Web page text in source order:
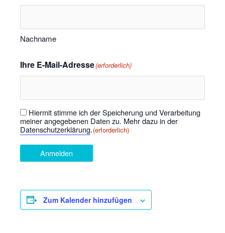
Nachname
Ihre E-Mail-Adresse(erforderlich)
Einwilligung(erforderlich)
Hiermit stimme ich der Speicherung und Verarbeitung
meiner angegebenen Daten zu. Mehr dazu in der
Datenschutzerklärung.(erforderlich)
Anmelden
Zum Kalender hinzufügen